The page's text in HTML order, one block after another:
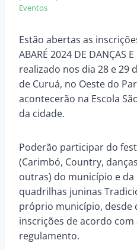
Eventos
Estão abertas as
ABARÉ 2024 DE DANÇAS
realizado nos dia 28 e 29
de Curuá, no Oeste do
acontecerão na Escola
da cidade.
Poderão participar do
(Carimbó, Country,
outras) do município e
quadrilhas juninas
próprio município, desde
inscrições de acordo
regulamento.